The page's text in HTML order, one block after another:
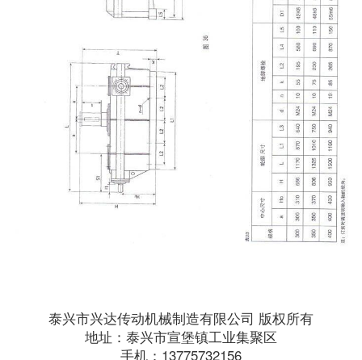
泰兴市兴达传动机械制造有限公司 版权所有
地址：泰兴市宣堡镇工业集聚区
手机：13775732156